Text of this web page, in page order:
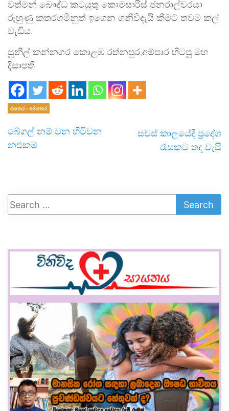
වත්මන් බෞද්ධ කටයුතු කොමසාරිස් ජනරාල්වරයා
රුහුණු කතරගමිනුත් ඉගෙන ගනීවිදැයි කීමට තවම කල්
වැඩිය.
සුනිල් කන්නගර කොළඹ රත්නපුර,අම්පාර හිටපු මහ
දිසාපති
එතෙර - මෙතෙර
බේගල් නම් වන හිටිවන
නළුකම
සවස් කාලයේදී ප්‍රදේශ
රැසකට තද වැසි